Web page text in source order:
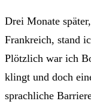
Drei Monate
Frankreich, stand
Plötzlich war ich
klingt und doch
sprachliche